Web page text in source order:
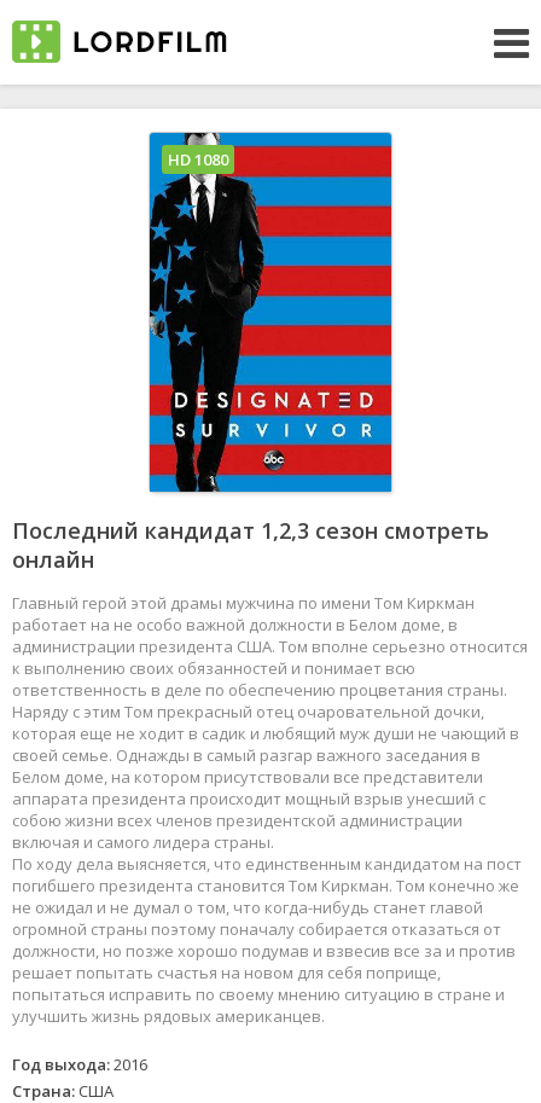
Последний кандидат 1,2,3 сезон смотреть
онлайн
Главный герой этой драмы мужчина по имени Том Киркман
работает на не особо важной должности в Белом доме, в
администрации президента США. Том вполне серьезно относится
к выполнению своих обязанностей и понимает всю
ответственность в деле по обеспечению процветания страны.
Наряду с этим Том прекрасный отец очаровательной дочки,
которая еще не ходит в садик и любящий муж души не чающий в
своей семье. Однажды в самый разгар важного заседания в
Белом доме, на котором присутствовали все представители
аппарата президента происходит мощный взрыв унесший с
собою жизни всех членов президентской администрации
включая и самого лидера страны.
По ходу дела выясняется, что единственным кандидатом на пост
погибшего президента становится Том Киркман. Том конечно же
не ожидал и не думал о том, что когда-нибудь станет главой
огромной страны поэтому поначалу собирается отказаться от
должности, но позже хорошо подумав и взвесив все за и против
решает попытать счастья на новом для себя поприще,
попытаться исправить по своему мнению ситуацию в стране и
улучшить жизнь рядовых американцев.
Год выхода:2016
Страна: США
HD 1080